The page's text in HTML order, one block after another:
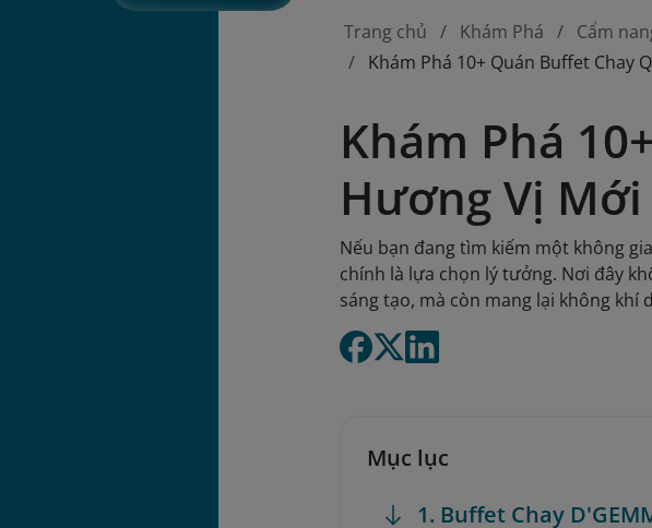
Trang chủ Khám Phá
Cẩm
Khám Phá 10+ Quán Buffet Chay
Khám Phá
Hương Vị
Nếu bạn đang tìm kiếm một không
chính là lựa chọn lý tưởng. Nơi đây
sáng tạo, mà còn mang lại không
Mục lục
1. Buffet Chay